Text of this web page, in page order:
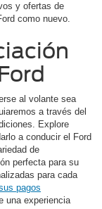
y ofertas de
como nuevo.
al volante sea
a través del
Explore
a conducir el Ford
de
perfecta para su
para cada
pagos
una experiencia